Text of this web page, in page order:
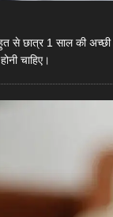
से छात्र 1 साल की
चाहिए।